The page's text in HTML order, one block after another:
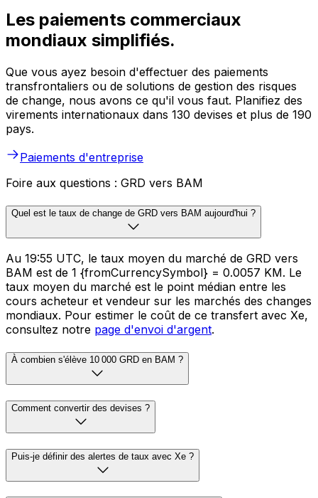
Les paiements commerciaux
mondiaux simplifiés.
Que vous ayez besoin d'effectuer des paiements
transfrontaliers ou de solutions de gestion des risques
de change, nous avons ce qu'il vous faut. Planifiez des
virements internationaux dans 130 devises et plus de 190
pays.
Paiements d'entreprise
Foire aux questions : GRD vers BAM
Quel est le taux de change de GRD vers BAM aujourd'hui ?
Au 19:55 UTC, le taux moyen du marché de GRD vers
BAM est de 1 {fromCurrencySymbol} = 0.0057 KM. Le
taux moyen du marché est le point médian entre les
cours acheteur et vendeur sur les marchés des changes
mondiaux. Pour estimer le coût de ce transfert avec Xe,
consultez notre page d'envoi d'argent.
À combien s'élève 10 000 GRD en BAM ?
Comment convertir des devises ?
Puis-je définir des alertes de taux avec Xe ?